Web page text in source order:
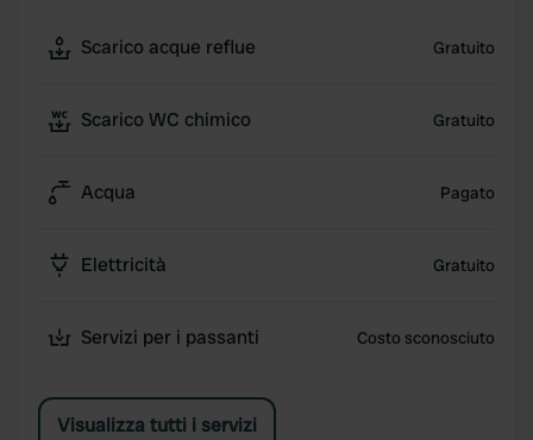
Scarico acque reflue Gratuito
Scarico WC chimico Gratuito
Acqua Pagato
Elettricità Gratuito
Servizi per i passanti Costo sconosciuto
Visualizza tutti i servizi